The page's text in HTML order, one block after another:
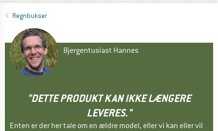
Regnbukser
Bjergentusiast Hannes
"DETTE PRODUKT KAN IKKE LÆNGERE
LEVERES."
Enten er der her tale om en ældre model, eller vi kan eller vil